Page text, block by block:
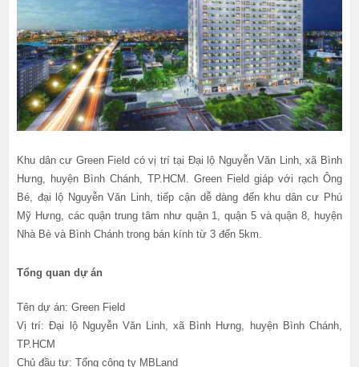
Khu dân cư Green Field có vị trí tại Đại lộ Nguyễn Văn Linh, xã Bình
Hưng, huyện Bình Chánh, TP.HCM. Green Field giáp với rạch Ông
Bé, đại lộ Nguyễn Văn Linh, tiếp cận dễ dàng đến khu dân cư Phú
Mỹ Hưng, các quận trung tâm như quận 1, quận 5 và quận 8, huyện
Nhà Bè và Bình Chánh trong bán kính từ 3 đến 5km.
Tổng quan dự án
Tên dự án: Green Field
Vị trí: Đại lộ Nguyễn Văn Linh, xã Bình Hưng, huyện Bình Chánh,
TP.HCM
Chủ đầu tư: Tổng công ty MBLand